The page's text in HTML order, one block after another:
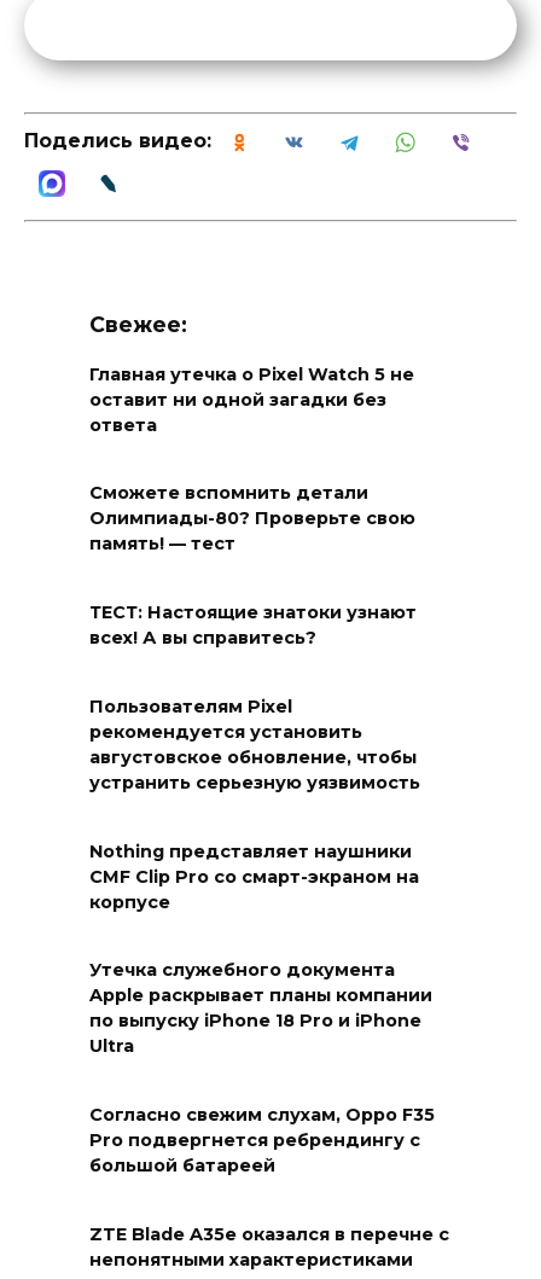
Поделись видео:
Свежее:
Главная утечка о Pixel Watch 5 не
оставит ни одной загадки без
ответа
Сможете вспомнить детали
Олимпиады-80? Проверьте свою
память! — тест
ТЕСТ: Настоящие знатоки узнают
всех! А вы справитесь?
Пользователям Pixel
рекомендуется установить
августовское обновление, чтобы
устранить серьезную уязвимость
Nothing представляет наушники
CMF Clip Pro со смарт-экраном на
корпусе
Утечка служебного документа
Apple раскрывает планы компании
по выпуску iPhone 18 Pro и iPhone
Ultra
Согласно свежим слухам, Oppo F35
Pro подвергнется ребрендингу с
большой батареей
ZTE Blade A35e оказался в перечне с
непонятными характеристиками